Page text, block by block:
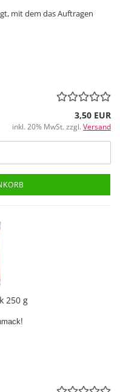
mit dem das Auftragen
3,50 EUR
inkl. 20% MwSt. zzgl. Versand
250 g